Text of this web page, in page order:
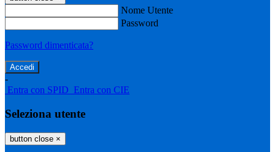
Nome Utente
Password
Password dimenticata?
-
Entra con SPID Entra con CIE
Seleziona utente
button close ×